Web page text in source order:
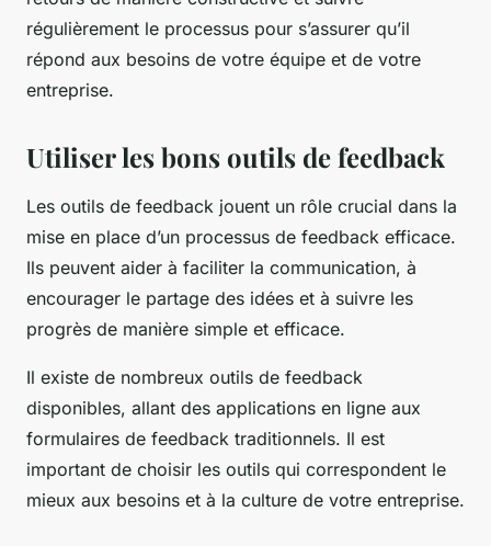
régulièrement le processus pour s’assurer qu’il
répond aux besoins de votre équipe et de votre
entreprise.
Utiliser les bons outils de feedback
Les outils de feedback jouent un rôle crucial dans la
mise en place d’un processus de feedback efficace.
Ils peuvent aider à faciliter la communication, à
encourager le partage des idées et à suivre les
progrès de manière simple et efficace.
Il existe de nombreux outils de feedback
disponibles, allant des applications en ligne aux
formulaires de feedback traditionnels. Il est
important de choisir les outils qui correspondent le
mieux aux besoins et à la culture de votre entreprise.